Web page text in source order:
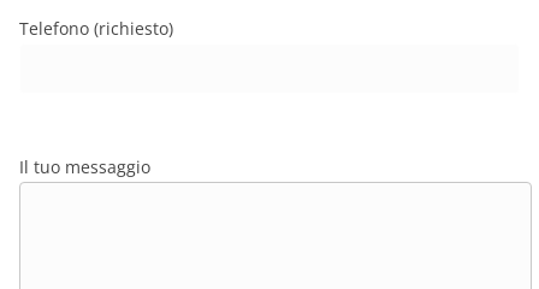
Telefono (richiesto)
Il tuo messaggio